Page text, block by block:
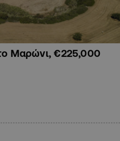
Μαρώνι, €225,000